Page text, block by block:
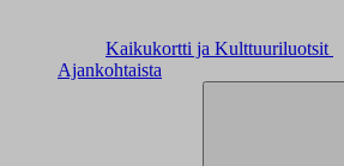
Kaikukortti ja Kulttuuriluotsit
Ajankohtaista